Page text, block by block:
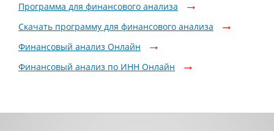
Программа для финансового анализа
Скачать программу для финансового анализа
Финансовый анализ Онлайн
Финансовый анализ по ИНН Онлайн